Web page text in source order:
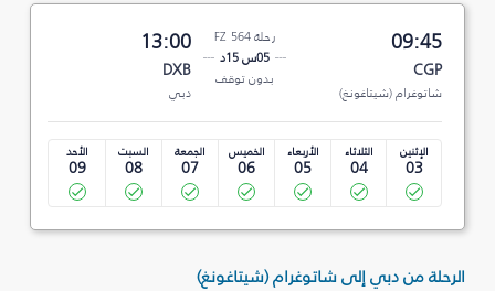
09:45
CGP
شاتوغرام (شيتاغونغ)
رحلة FZ 564
05س 15د
بدون توقف
13:00
DXB
دبي
الإثنين
03
الثلاثاء
04
الأربعاء
05
الخميس
06
الجمعة
07
السبت
08
الأحد
09
الرحلة من دبي إلى شاتوغرام (شيتاغونغ)